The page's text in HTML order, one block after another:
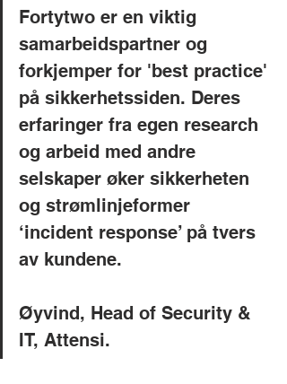
Fortytwo er en viktig
samarbeidspartner og
forkjemper for 'best practice'
på sikkerhetssiden. Deres
erfaringer fra egen research
og arbeid med andre
selskaper øker sikkerheten
og strømlinjeformer
‘incident response’ på tvers
av kundene.
Øyvind, Head of Security &
IT, Attensi.